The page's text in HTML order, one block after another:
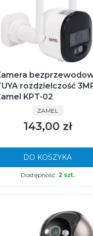
rozdzielczość
KPT-02
PRODUCENT
ZAMEL
Cena
143,00 zł
DO KOSZYKA
Dostępność: 2 szt.